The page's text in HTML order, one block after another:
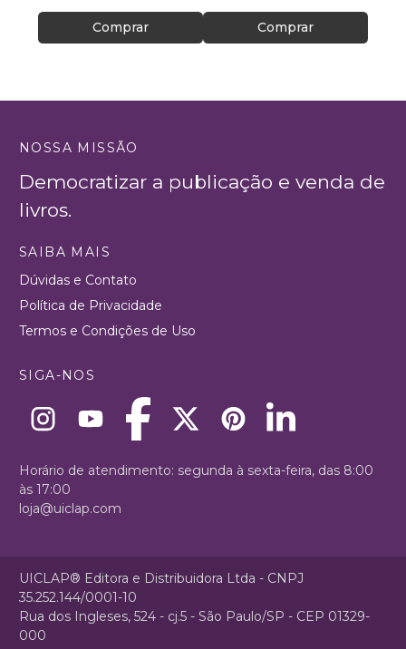
Comprar Comprar
NOSSA MISSÃO
Democratizar a publicação e venda de
livros.
SAIBA MAIS
Dúvidas e Contato
Política de Privacidade
Termos e Condições de Uso
SIGA-NOS
Horário de atendimento: segunda à sexta-feira, das 8:00
às 17:00
loja@uiclap.com
UICLAP® Editora e Distribuidora Ltda - CNPJ
35.252.144/0001-10
Rua dos Ingleses, 524 - cj.5 - São Paulo/SP - CEP 01329-
000